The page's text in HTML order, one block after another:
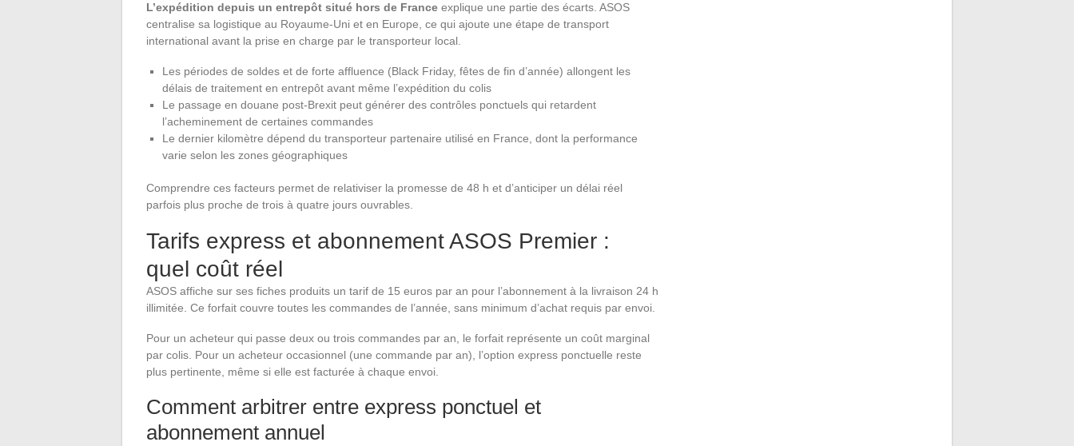
L’expédition depuis un entrepôt situé hors de France explique une partie des écarts. ASOS
centralise sa logistique au Royaume-Uni et en Europe, ce qui ajoute une étape de transport
international avant la prise en charge par le transporteur local.
Les périodes de soldes et de forte affluence (Black Friday, fêtes de fin d’année) allongent les
délais de traitement en entrepôt avant même l’expédition du colis
Le passage en douane post-Brexit peut générer des contrôles ponctuels qui retardent
l’acheminement de certaines commandes
Le dernier kilomètre dépend du transporteur partenaire utilisé en France, dont la performance
varie selon les zones géographiques
Comprendre ces facteurs permet de relativiser la promesse de 48 h et d’anticiper un délai réel
parfois plus proche de trois à quatre jours ouvrables.
Tarifs express et abonnement ASOS Premier :
quel coût réel
ASOS affiche sur ses fiches produits un tarif de 15 euros par an pour l’abonnement à la livraison 24 h
illimitée. Ce forfait couvre toutes les commandes de l’année, sans minimum d’achat requis par envoi.
Pour un acheteur qui passe deux ou trois commandes par an, le forfait représente un coût marginal
par colis. Pour un acheteur occasionnel (une commande par an), l’option express ponctuelle reste
plus pertinente, même si elle est facturée à chaque envoi.
Comment arbitrer entre express ponctuel et
abonnement annuel